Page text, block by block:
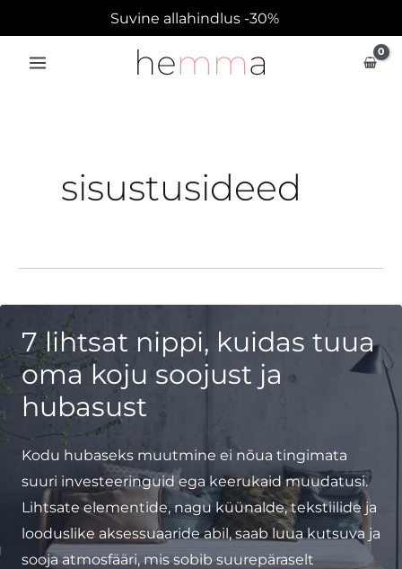
to
content
sisustusideed
7 lihtsat nippi, kuidas tuua
oma koju soojust ja
hubasust
Kodu hubaseks muutmine ei nõua tingimata
suuri investeeringuid ega keerukaid muudatusi.
Lihtsate elementide, nagu küünalde, tekstiilide ja
looduslike aksessuaaride abil, saab luua kutsuva ja
sooja atmosfääri, mis sobib suurepäraselt
Suvine allahindlus -30%